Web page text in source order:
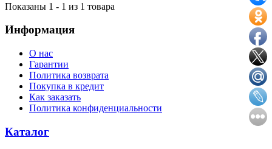
Показаны 1 - 1 из 1 товара
Информация
О нас
Гарантии
Политика возврата
Покупка в кредит
Как заказать
Политика конфиденциальности
Каталог